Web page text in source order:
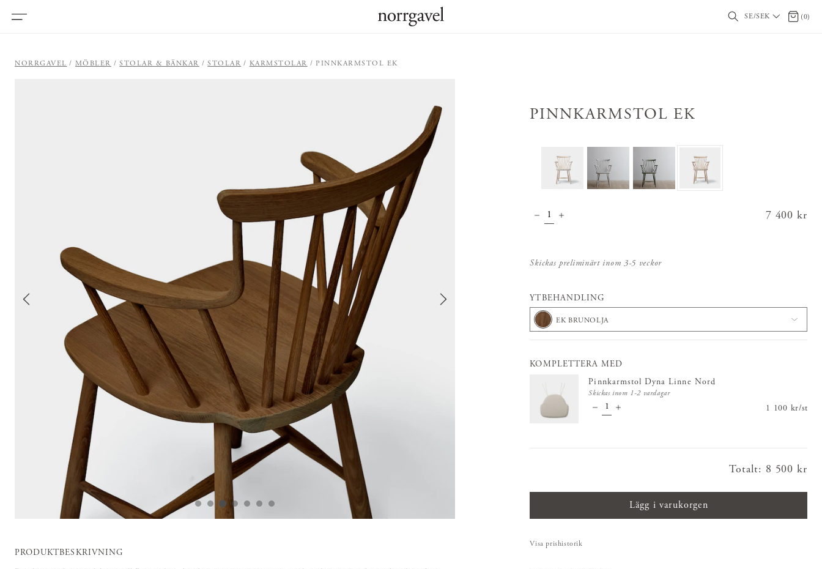
SE/SEK 0 (0)
NORRGAVEL MÖBLER STOLAR & BÄNKAR STOLAR KARMSTOLAR PINNKARMSTOL EK
PINNKARMSTOL EK
Pris:
7 400 kr
Skickas preliminärt inom 3-5 veckor
YTBEHANDLING
EK BRUNOLJA
KOMPLETTERA MED
Pinnkarmstol Dyna Linne Nord
Skickas inom 1-2 vardagar
Pris:1 100 kr
1 100 kr/st
Totalt: Pris:
8 500 kr
Lägg i varukorgen
Visa prishistorik
PRODUKTBESKRIVNING